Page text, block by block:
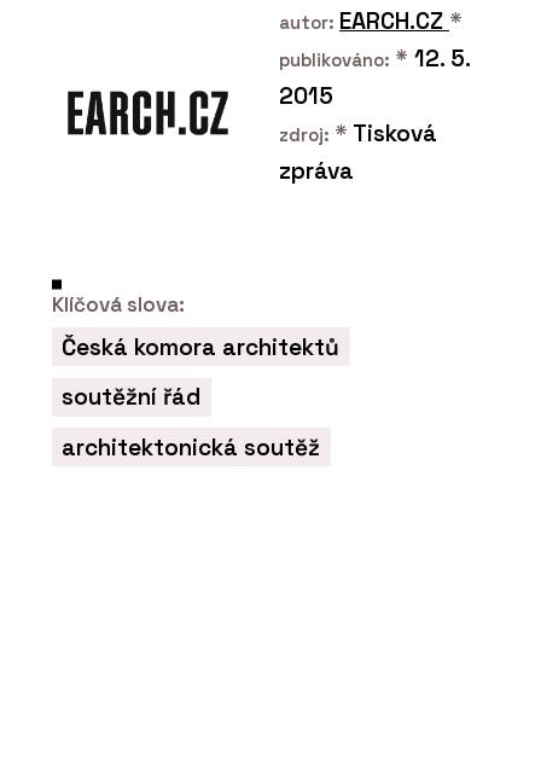
autor: EARCH.CZ *
publikováno: * 12. 5.
2015
zdroj: * Tisková
zpráva
Klíčová slova:
Česká komora architektů
soutěžní řád
architektonická soutěž